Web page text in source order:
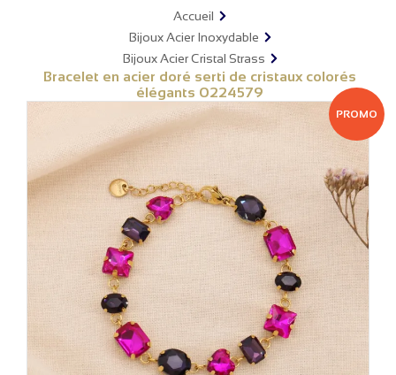
Accueil
Bijoux Acier Inoxydable
Bijoux Acier Cristal Strass
Bracelet en acier doré serti de cristaux colorés
élégants 0224579
PROMO